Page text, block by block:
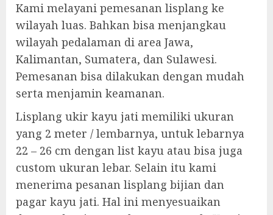
Kami melayani pemesanan lisplang ke
wilayah luas. Bahkan bisa menjangkau
wilayah pedalaman di area Jawa,
Kalimantan, Sumatera, dan Sulawesi.
Pemesanan bisa dilakukan dengan mudah
serta menjamin keamanan.
Lisplang ukir kayu jati memiliki ukuran
yang 2 meter / lembarnya, untuk lebarnya
22 – 26 cm dengan list kayu atau bisa juga
custom ukuran lebar. Selain itu kami
menerima pesanan lisplang bijian dan
pagar kayu jati. Hal ini menyesuaikan